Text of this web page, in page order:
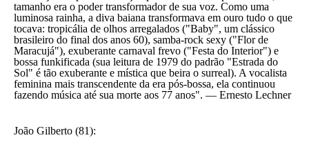
tamanho era o poder transformador de sua voz. Como uma
luminosa rainha, a diva baiana transformava em ouro tudo o que
tocava: tropicália de olhos arregalados ("Baby", um clássico
brasileiro do final dos anos 60), samba-rock sexy ("Flor de
Maracujá"), exuberante carnaval frevo ("Festa do Interior") e
bossa funkificada (sua leitura de 1979 do padrão "Estrada do
Sol" é tão exuberante e mística que beira o surreal). A vocalista
feminina mais transcendente da era pós-bossa, ela continuou
fazendo música até sua morte aos 77 anos". — Ernesto Lechner
João Gilberto (81):